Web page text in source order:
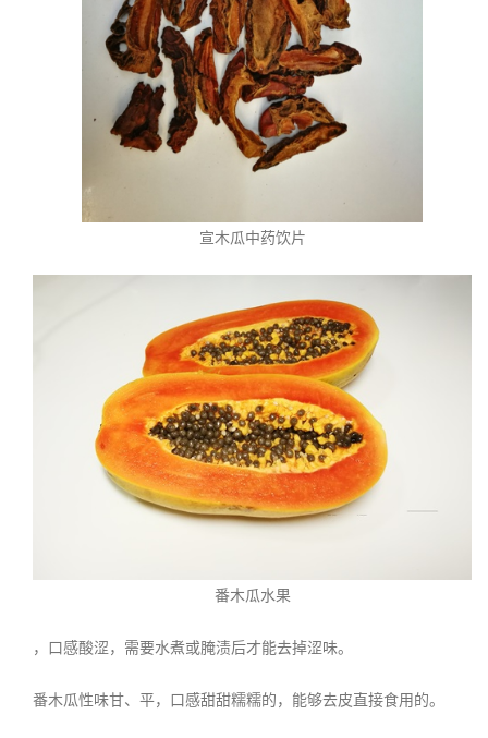
宣木瓜中药饮片
番木瓜水果
，口感酸涩，需要水煮或腌渍后才能去掉涩味。
番木瓜性味甘、平，口感甜甜糯糯的，能够去皮直接食用的。